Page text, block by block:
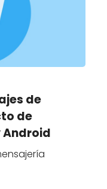
de
de
Android